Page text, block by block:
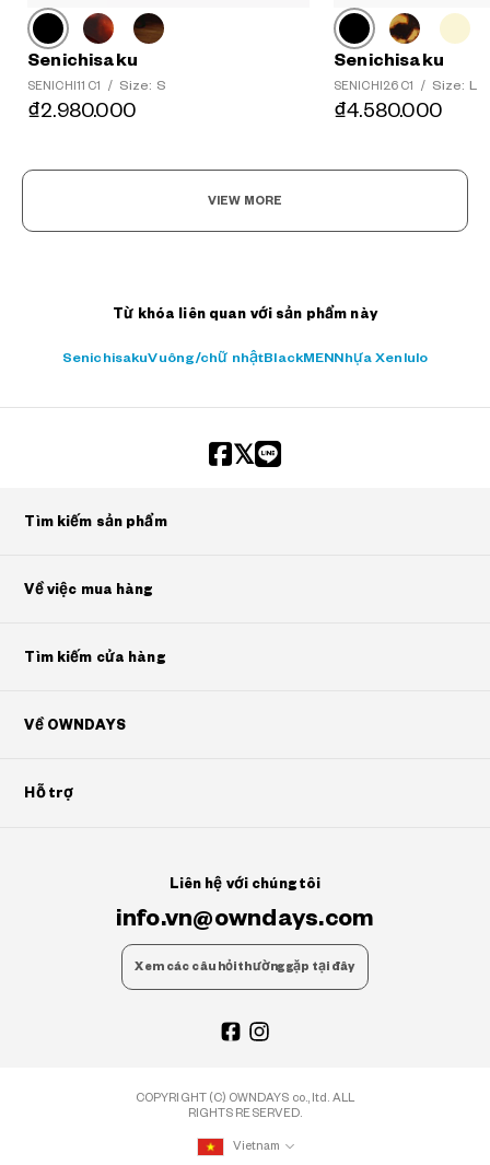
Senichisaku
SENICHI11 C1 / Size: S
₫2.980.000
Senichisaku
SENICHI26 C1 / Size: L
₫4.580.000
VIEW MORE
Từ khóa liên quan với sản phẩm này
SenichisakuVuông/chữ nhậtBlackMEN Nhựa Xenlulo
Tìm kiếm sản phẩm
Về việc mua hàng
Tìm kiếm cửa hàng
Về OWNDAYS
Hỗ trợ
Liên hệ với chúng tôi
info.vn@owndays.com
Xem các câu hỏi thường gặp tại đây
COPYRIGHT (C) OWNDAYS co., ltd. ALL
RIGHTS RESERVED.
Vietnam